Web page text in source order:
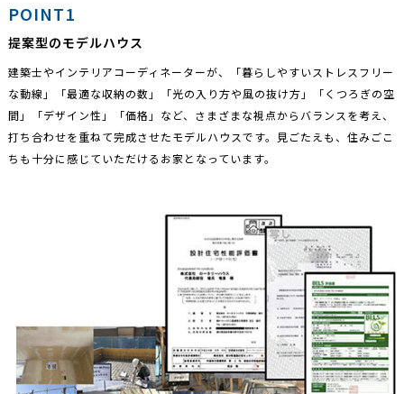
POINT1
提案型のモデルハウス
建築士やインテリアコーディネーターが、「暮らしやすいストレスフリー
な動線」「最適な収納の数」「光の入り方や風の抜け方」「くつろぎの空
間」「デザイン性」「価格」など、さまざまな視点からバランスを考え、
打ち合わせを重ねて完成させたモデルハウスです。見ごたえも、住みごこ
ちも十分に感じていただけるお家となっています。